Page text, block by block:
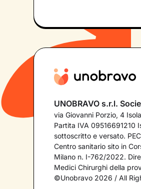
UNOBRAVO s.r.l.
via Giovanni Porzio, 4
Partita IVA 09516691210
sottoscritto e versato.
Centro sanitario sito in
Milano n. I-762/2022.
Medici Chirurghi della
©Unobravo 2026 / All